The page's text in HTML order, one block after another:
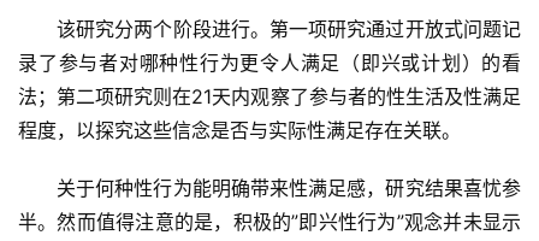
该研究分两个阶段进行。第一项研究通过开放式问题记
录了参与者对哪种性行为更令人满足（即兴或计划）的看
法；第二项研究则在21天内观察了参与者的性生活及性满足
程度，以探究这些信念是否与实际性满足存在关联。
关于何种性行为能明确带来性满足感，研究结果喜忧参
半。然而值得注意的是，积极的”即兴性行为”观念并未显示